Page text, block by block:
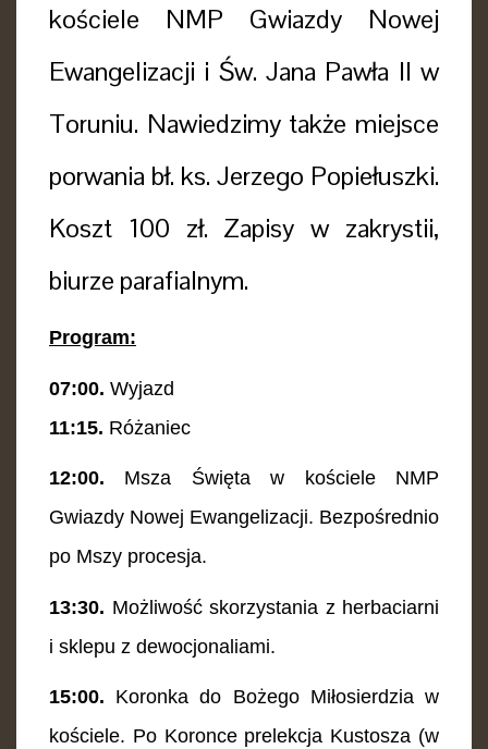
kościele NMP Gwiazdy Nowej
Ewangelizacji i Św. Jana Pawła II w
Toruniu. Nawiedzimy także miejsce
porwania bł. ks. Jerzego Popiełuszki.
Koszt 100 zł. Zapisy w zakrystii,
biurze parafialnym.
Program:
07:00. Wyjazd
11:15. Różaniec
12:00. Msza Święta w kościele NMP
Gwiazdy Nowej Ewangelizacji. Bezpośrednio
po Mszy procesja.
13:30. Możliwość skorzystania z herbaciarni
i sklepu z dewocjonaliami.
15:00. Koronka do Bożego Miłosierdzia w
kościele. Po Koronce prelekcja Kustosza (w